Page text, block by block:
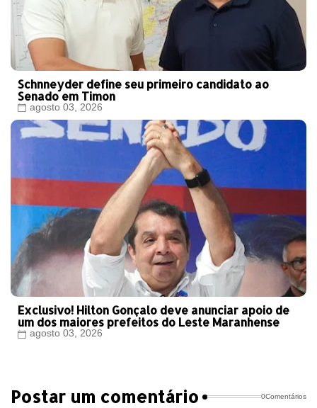
Schnneyder define seu primeiro candidato ao
Senado em Timon
agosto 03, 2026
Exclusivo! Hilton Gonçalo deve anunciar apoio de
um dos maiores prefeitos do Leste Maranhense
agosto 03, 2026
Postar um comentário 0Comentários